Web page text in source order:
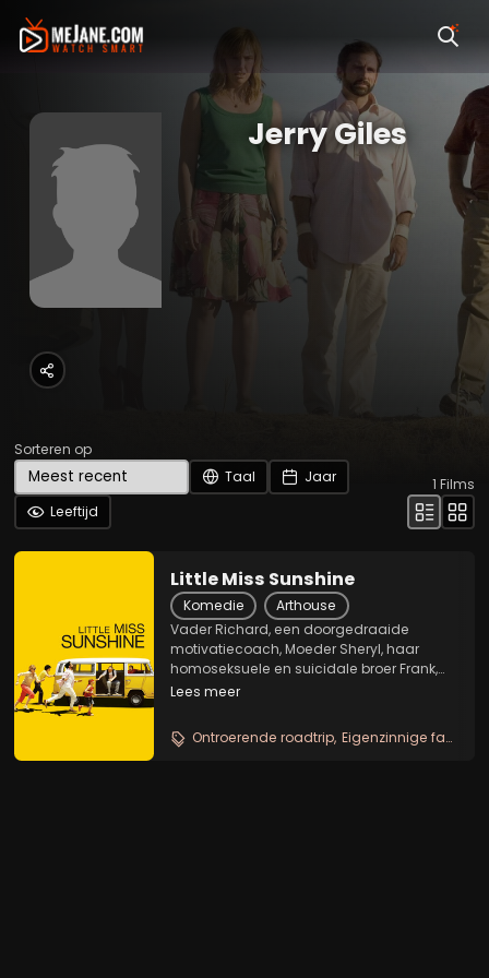
Jerry Giles
Sorteren op
Taal
Jaar
Leeftijd
1 Films
Little Miss Sunshine
Komedie
Arthouse
Vader Richard, een doorgedraaide
motivatiecoach, Moeder Sheryl, haar
homoseksuele en suicidale broer Frank,
dochter Olive, zoon Dwayne -die weigert
onder invloed van drank of drugs -
maken een roadtrip in...
Lees meer
Ontroerende roadtrip Eigenzinnige familie